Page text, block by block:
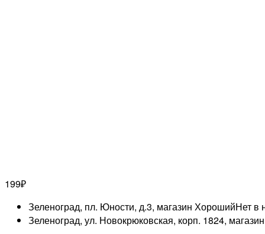
199₽
Зеленоград, пл. Юности, д.3, магазин ХорошийНет в
Зеленоград, ул. Новокрюковская, корп. 1824,